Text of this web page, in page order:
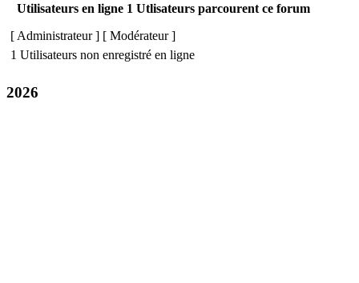
Utilisateurs en ligne 1 Utlisateurs parcourent ce forum
[ Administrateur] [ Modérateur]
1 Utilisateurs non enregistré en ligne
2026